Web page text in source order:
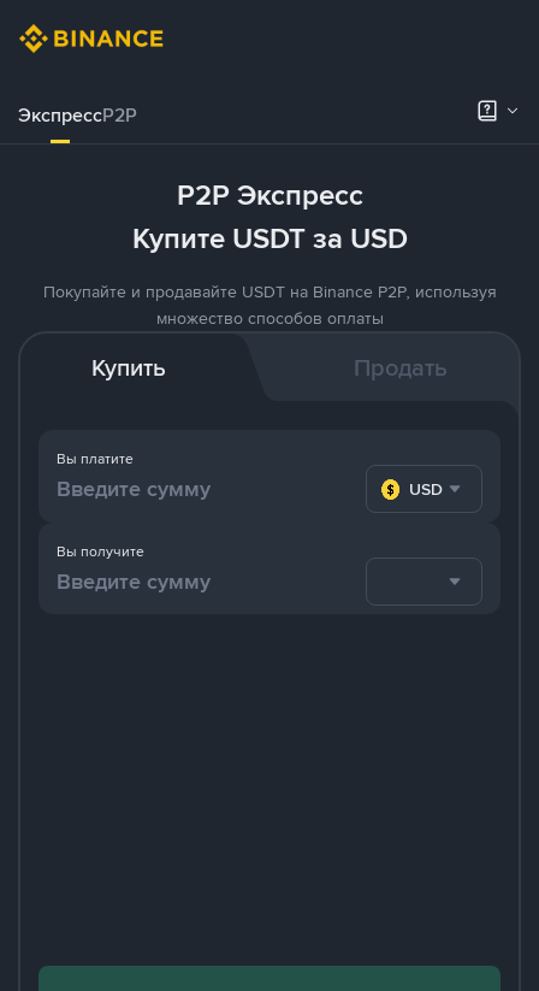
ЭкспрессP2P
P2P Экспресс
Купите USDT за USD
Покупайте и продавайте USDT на Binance P2P, используя
множество способов оплаты
Купить Продать
Вы платите
USD
Вы получите